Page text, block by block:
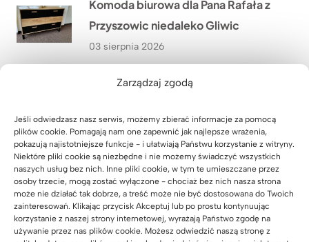
Zarządzaj zgodą
Jeśli odwiedzasz nasz serwis, możemy zbierać informacje za pomocą
plików cookie. Pomagają nam one zapewnić jak najlepsze wrażenia,
pokazują najistotniejsze funkcje - i ułatwiają Państwu korzystanie z witryny.
Niektóre pliki cookie są niezbędne i nie możemy świadczyć wszystkich
naszych usług bez nich. Inne pliki cookie, w tym te umieszczane przez
osoby trzecie, mogą zostać wyłączone - chociaż bez nich nasza strona
może nie działać tak dobrze, a treść może nie być dostosowana do Twoich
zainteresowań. Klikając przycisk Akceptuj lub po prostu kontynuując
korzystanie z naszej strony internetowej, wyrażają Państwo zgodę na
używanie przez nas plików cookie. Możesz odwiedzić naszą stronę z
Komoda biurowa dla Pana Rafała z
Przyszowic niedaleko Gliwic
03 sierpnia 2026
Nowoczesna poczekalnia dla
rodziców w Lucky Academy
01 sierpnia 2026
Meble biurowe do kancelarii
adwokackiej z Krakowa
31 lipca 2026